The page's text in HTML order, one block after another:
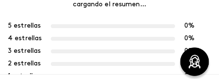
cargando el resumen…
5 estrellas
0%
4 estrellas
0%
3 estrellas
0%
2 estrellas
0%
1 estrella
0%